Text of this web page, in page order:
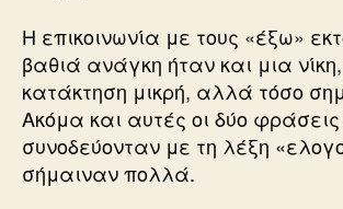
Η επικοινωνία με τους «έξω»
βαθιά ανάγκη ήταν και μια
κατάκτηση μικρή, αλλά τόσο
Ακόμα και αυτές οι δύο
συνοδεύονταν με τη λέξη
σήμαιναν πολλά.